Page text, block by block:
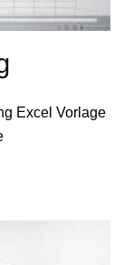
Excel Vorlage